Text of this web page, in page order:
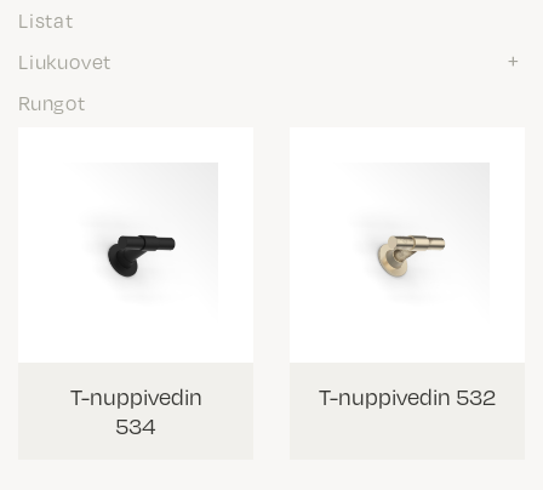
Listat
Liukuovet
Rungot
T-nuppivedin
534
T-nuppivedin 532